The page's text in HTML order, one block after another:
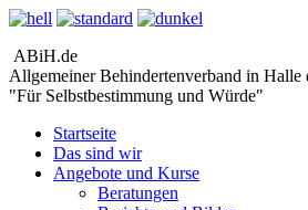
ABiH.de
Allgemeiner Behindertenverband in Halle
"Für Selbstbestimmung und Würde"
Startseite
Das sind wir
Angebote und Kurse
Beratungen